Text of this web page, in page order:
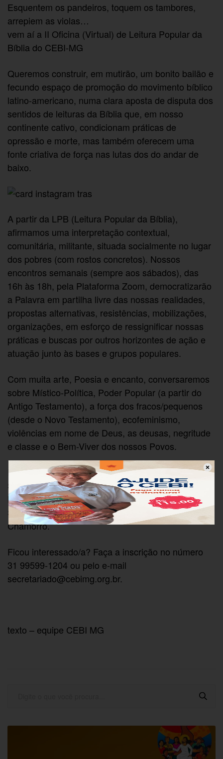
Esquentem os pandeiros, toquem os tambores,
arrepiem as violas…
vem aí a II Oficina (Virtual) de Leitura Popular da
Bíblia do CEBI-MG
Queremos construir, em mutirão, um bonito bailão e
fecundo espaço de promoção do movimento bíblico
latino-americano, numa clara aposta de disputa dos
sentidos de leituras da Bíblia que, em nosso
continente cativo, condicionam práticas de
opressão e morte, mas também oferecem uma
fonte criativa de força nas lutas dos do andar de
baixo.
A partir da LPB (Leitura Popular da Bíblia),
afirmamos uma interpretação contextual,
comunitária, militante, situada socialmente no lugar
dos pobres (com rostos concretos). Nossos
encontros semanais (sempre aos sábados), das
16h às 18h, pela Plataforma Zoom, democratizarão
a Palavra em partilha livre das nossas realidades,
propostas alternativas, resistências, mobilizações,
organizações, em esforço de ressignificar nossas
práticas e buscas por outros horizontes de ação e
atuação junto às bases e grupos populares.
Com muita arte, Poesia e encanto, conversaremos
sobre Místico-Política, Poder Popular (a partir do
Antigo Testamento), a força dos fracos/pequenos
(desde o Novo Testamento), ecofeminismo,
violências em nome de Deus, as deusas, negritude
e classe e o Bem-Viver dos nossos Povos.
Imperdível! Com Soave Buscemi, Edmilson
Schinelo, Lilian Sarat, Mercedes de Budallés Diez,
Nancy Cardoso, Luiz Dietrich, Julieta Amaral,
Silvana Verônica, Silvia Regina e Graciela
Chamorro.
Ficou interessado/a? Faça a inscrição no número
31 99599-1204 ou pelo e-mail
secretariado@cebimg.org.br.
texto – equipe CEBI MG